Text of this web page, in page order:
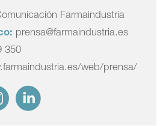
Farmaindustria
prensa@farmaindustria.es
350
web/prensa/